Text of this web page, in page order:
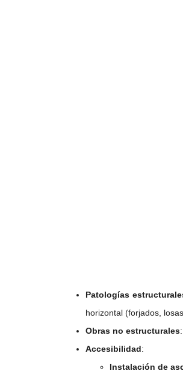
Patologías
horizontal (forjados,
Obras no estructurales
Accesibilidad:
Instalación de